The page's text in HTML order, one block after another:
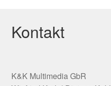
Kontakt
K&K Multimedia GbR